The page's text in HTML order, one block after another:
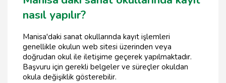
nasıl yapılır?
Manisa'daki sanat okullarında kayıt işlemleri
genellikle okulun web sitesi üzerinden veya
doğrudan okul ile iletişime geçerek yapılmaktadır.
Başvuru için gerekli belgeler ve süreçler okuldan
okula değişiklik gösterebilir.